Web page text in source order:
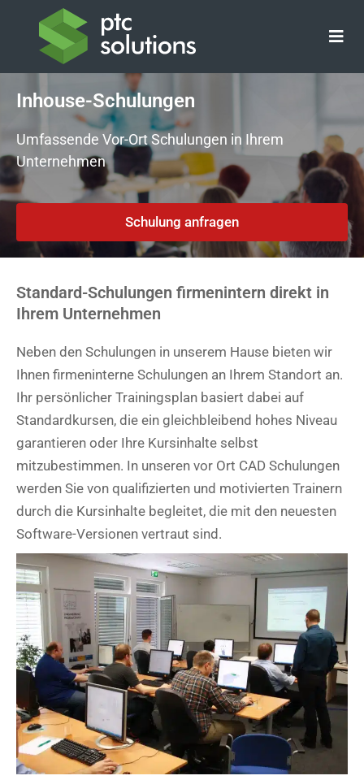
springen
Inhouse-Schulungen
Umfassende Vor-Ort Schulungen in Ihrem
Unternehmen
Schulung anfragen
Standard-Schulungen firmenintern direkt in
Ihrem Unternehmen
Neben den Schulungen in unserem Hause bieten wir
Ihnen firmeninterne Schulungen an Ihrem Standort an.
Ihr persönlicher Trainingsplan basiert dabei auf
Standardkursen, die ein gleichbleibend hohes Niveau
garantieren oder Ihre Kursinhalte selbst
mitzubestimmen. In unseren vor Ort CAD Schulungen
werden Sie von qualifizierten und motivierten Trainern
durch die Kursinhalte begleitet, die mit den neuesten
Software-Versionen vertraut sind.